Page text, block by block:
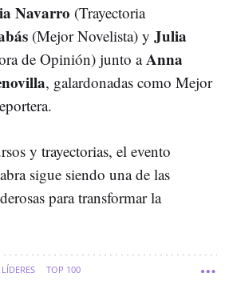
Navarro (Trayectoria
(Mejor Novelista) y Julia
de Opinión) junto aAnna
, galardonadas como Mejor
y trayectorias, el evento
sigue siendo una de las
para transformar la
TOP 100